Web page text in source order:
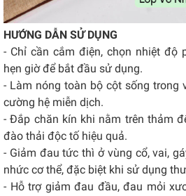
HƯỚNG DẪN SỬ DỤNG
- Chỉ cần cắm điện, chọn nhiệt độ
hẹn giờ để bắt đầu sử dụng.
- Làm nóng toàn bộ cột sống trong
cường hệ miễn dịch.
- Đắp chăn kín khi nằm trên thảm
đào thải độc tố hiệu quả.
- Giảm đau tức thì ở vùng cổ, vai,
nhức cơ thể, đặc biệt khi sử dụng
- Hỗ trợ giảm đau đầu, đau mỏi